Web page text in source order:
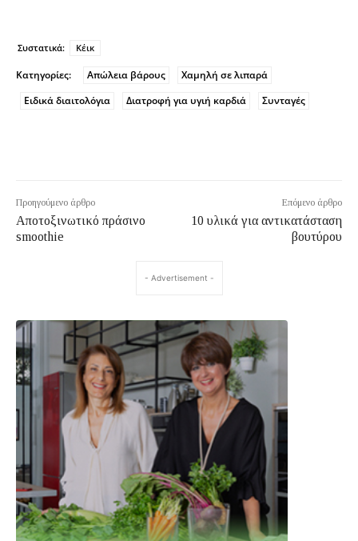
Συστατικά: Κέικ
Κατηγορίες: Απώλεια βάρους
Χαμηλή σε λιπαρά
Ειδικά διαιτολόγια
Διατροφή για υγιή καρδιά Συνταγές
Προηγούμενο άρθρο
Αποτοξινωτικό πράσινο
smoothie
Επόμενο άρθρο
10 υλικά για αντικατάσταση
βουτύρου
- Advertisement -